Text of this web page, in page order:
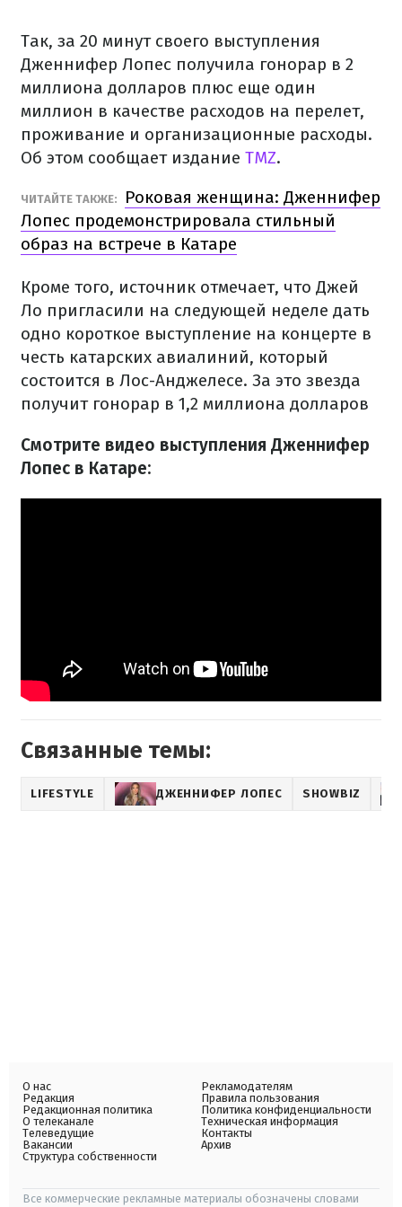
Так, за 20 минут своего выступления
Дженнифер Лопес получила гонорар в 2
миллиона долларов плюс еще один
миллион в качестве расходов на перелет,
проживание и организационные расходы.
Об этом сообщает издание TMZ.
ЧИТАЙТЕ ТАКЖЕ:
Роковая женщина: Дженнифер
Лопес продемонстрировала стильный
образ на встрече в Катаре
Кроме того, источник отмечает, что Джей
Ло пригласили на следующей неделе дать
одно короткое выступление на концерте в
честь катарских авиалиний, который
состоится в Лос-Анджелесе. За это звезда
получит гонорар в 1,2 миллиона долларов
Смотрите видео выступления Дженнифер
Лопес в Катаре:
Связанные темы:
LIFESTYLE ДЖЕННИФЕР ЛОПЕС SHOWBIZ
О нас
Редакция
Редакционная политика
О телеканале
Телеведущие
Вакансии
Структура собственности
Рекламодателям
Правила пользования
Политика конфиденциальности
Техническая информация
Контакты
Архив
Все коммерческие рекламные материалы обозначены словами